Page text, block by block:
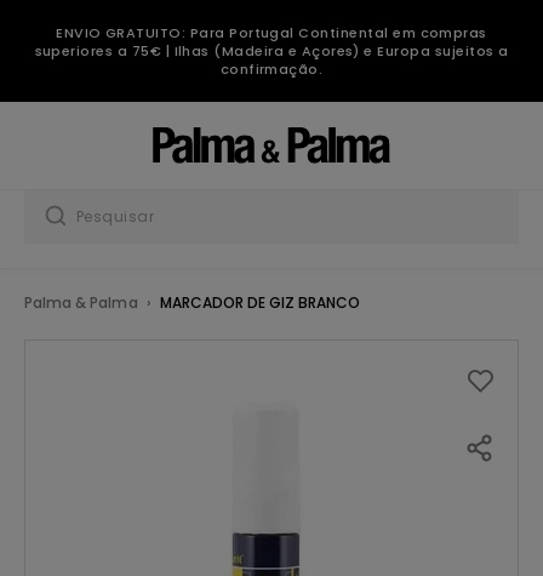
ENVIO GRATUITO: Para Portugal Continental em compras
superiores a 75€ | Ilhas (Madeira e Açores) e Europa sujeitos a
confirmação.
Palma & Palma MARCADOR DE GIZ BRANCO